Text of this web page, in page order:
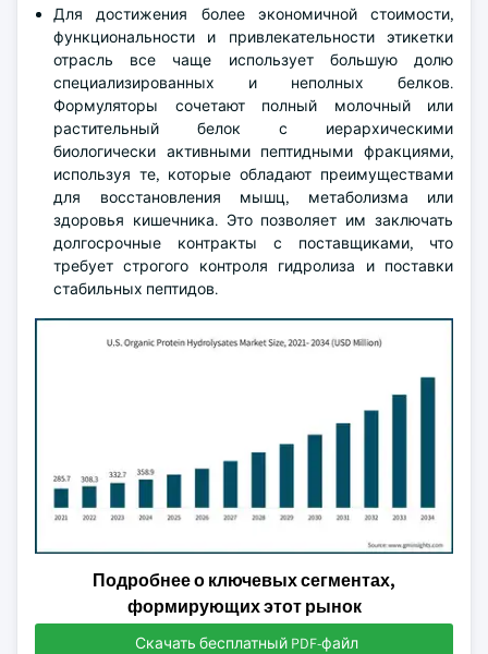
Для достижения более экономичной стоимости,
функциональности и привлекательности этикетки
отрасль все чаще использует большую долю
специализированных и неполных белков.
Формуляторы сочетают полный молочный или
растительный белок с иерархическими
биологически активными пептидными фракциями,
используя те, которые обладают преимуществами
для восстановления мышц, метаболизма или
здоровья кишечника. Это позволяет им заключать
долгосрочные контракты с поставщиками, что
требует строгого контроля гидролиза и поставки
стабильных пептидов.
Подробнее о ключевых сегментах,
формирующих этот рынок
Скачать бесплатный PDF-файл